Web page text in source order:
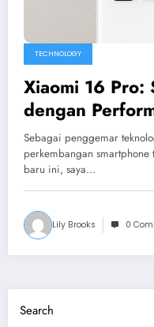
TECHNOLOGY
Xiaomi 16 Pro:
dengan
Biasa
Sebagai penggemar
perkembangan
baru ini, saya…
Lily Brooks 0
Search